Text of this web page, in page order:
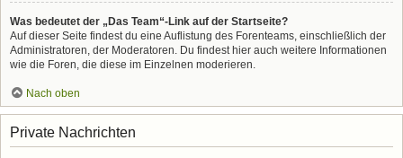
Was bedeutet der „Das Team“-Link auf der Startseite?
Auf dieser Seite findest du eine Auflistung des Forenteams, einschließlich der
Administratoren, der Moderatoren. Du findest hier auch weitere Informationen
wie die Foren, die diese im Einzelnen moderieren.
Nach oben
Private Nachrichten